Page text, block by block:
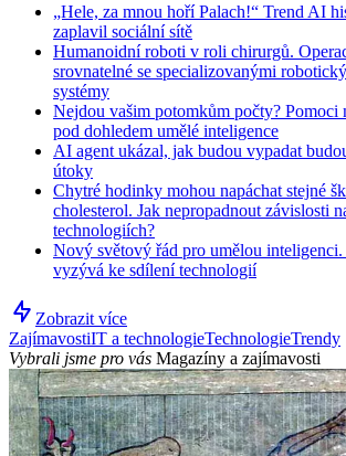
„Hele, za mnou hoří Palach!“ Trend AI
zaplavil sociální sítě
Humanoidní roboti v roli chirurgů.
srovnatelné se specializovanými
systémy
Nejdou vašim potomkům počty? Pomoci
pod dohledem umělé inteligence
AI agent ukázal, jak budou vypadat
útoky
Chytré hodinky mohou napáchat stejné
cholesterol. Jak nepropadnout závislosti
technologiích?
Nový světový řád pro umělou
vyzývá ke sdílení technologií
Zobrazit více
ZajímavostiIT a technologieTechnologieTrendy
Vybrali jsme pro vás Magazíny a zajímavosti